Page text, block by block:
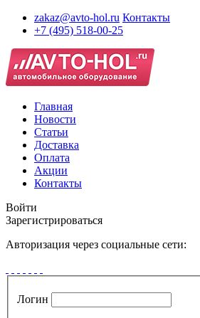
zakaz@avto-hol.ru Контакты
+7 (495) 518-00-25
Главная
Новости
Статьи
Доставка
Оплата
Акции
Контакты
Войти
Зарегистрироваться
Авторизация через социальные сети:
Логин